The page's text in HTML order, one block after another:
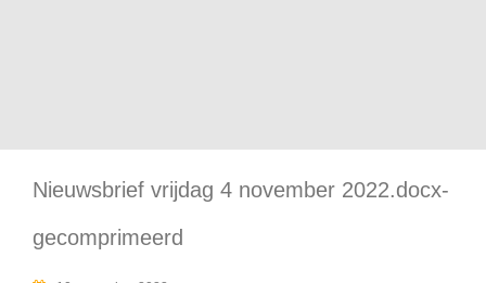
Nieuwsbrief vrijdag 4 november 2022.docx-
gecomprimeerd